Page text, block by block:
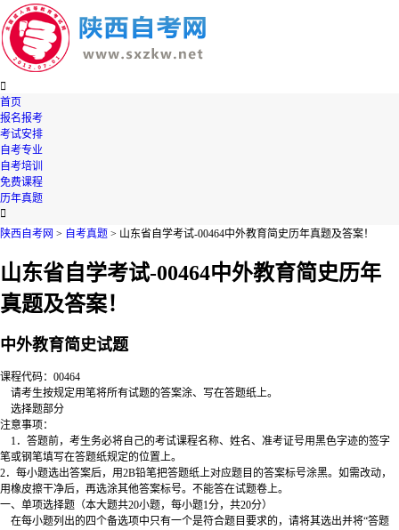

首页
报名报考
考试安排
自考专业
自考培训
免费课程
历年真题

陕西自考网 > 自考真题 > 山东省自学考试-00464中外教育简史历年真题及答案！
山东省自学考试-00464中外教育简史历年
真题及答案！
中外教育简史试题
课程代码：00464
请考生按规定用笔将所有试题的答案涂、写在答题纸上。
选择题部分
注意事项：
1．答题前，考生务必将自己的考试课程名称、姓名、准考证号用黑色字迹的签字
笔或钢笔填写在答题纸规定的位置上。
2．每小题选出答案后，用2B铅笔把答题纸上对应题目的答案标号涂黑。如需改动，
用橡皮擦干净后，再选涂其他答案标号。不能答在试题卷上。
一、单项选择题（本大题共20小题，每小题1分，共20分）
在每小题列出的四个备选项中只有一个是符合题目要求的，请将其选出并将“答题